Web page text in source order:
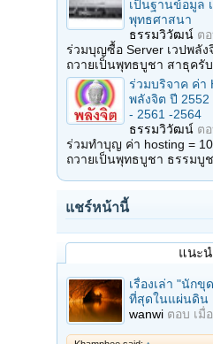
เป็นฐานข้อมูล
พุทธศาสนา
ธรรมวิวัฒน์ ต
ร่วมบุญซื้อ Server เวปพลัง
ถวายเป็นพุทธบูชา สาธุครั
ร่วมบริจาค ค่า
พลังจิต ปี 2552
- 2561 -2564
ธรรมวิวัฒน์ ต
ร่วมทำบุญ ค่า hosting =
ถวายเป็นพุทธบูชา ธรรมบู
แชร์หน้านี้
แนะน
เรื่องเล่า "นักขุ
ที่สุดในแผ่นดิน
wanwi ตอบ เมื่